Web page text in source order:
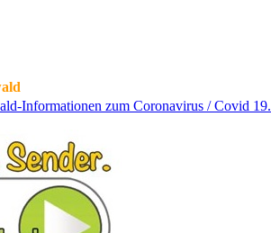
Informationen zum Coronavirus / Covid 19.